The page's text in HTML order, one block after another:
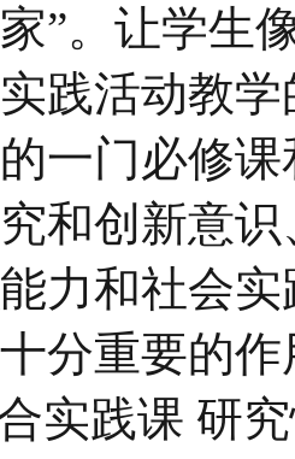
”。让学生
践活动教
一门必修
和创新意
力和社会
分重要的作
实践课 研